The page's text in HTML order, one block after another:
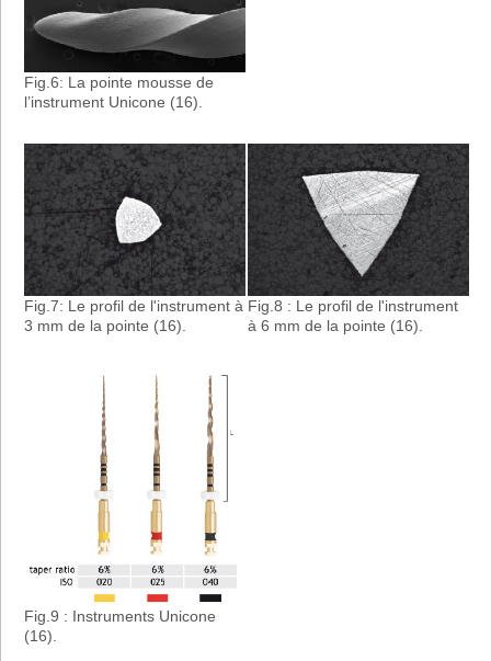
Fig.6: La pointe mousse de
l’instrument Unicone (16).
Fig.7: Le profil de l'instrument à
3 mm de la pointe (16).
Fig.8 : Le profil de l'instrument
à 6 mm de la pointe (16).
Fig.9 : Instruments Unicone
(16).